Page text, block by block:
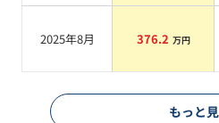
2025年8月 376.2 万円
もっと